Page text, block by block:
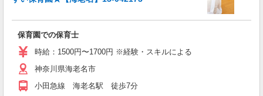
保育園での保育士
時給：1500円〜1700円 ※経験・スキルによる
神奈川県海老名市
小田急線 海老名駅 徒歩7分